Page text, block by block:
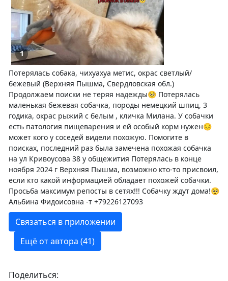
1
Потерялась собака, чихуахуа метис, окрас светлый/
бежевый (Верхняя Пышма, Свердловская обл.)
Продолжаем поиски не теряя надежды🥺 Потерялась
маленькая бежевая собачка, породы немецкий шпиц, 3
годика, окрас рыжий с белым , кличка Милана. У собачки
есть патология пищеварения и ей особый корм нужен😔
может кого у соседей видели похожую. Помогите в
поисках, последний раз была замечена похожая собачка
на ул Кривоусова 38 у общежития Потерялась в конце
ноября 2024 г Верхняя Пышма, возможно кто-то присвоил,
если кто какой информацией обладает похожей собачки.
Просьба максимум репосты в сетях!!! Собачку ждут дома!🥺
Альбина Фидоисовна -т +79226127093
Связаться в приложении
Ещё от автора (41)
Поделиться: